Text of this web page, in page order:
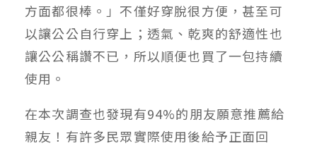
方面都很棒。」不僅好穿脫很方便，甚至可
以讓公公自行穿上；透氣、乾爽的舒適性也
讓公公稱讚不已，所以順便也買了一包持續
使用。
在本次調查也發現有94%的朋友願意推薦給
親友！有許多民眾實際使用後給予正面回